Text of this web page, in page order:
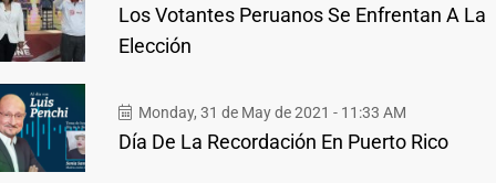
Los Votantes Peruanos Se Enfrentan A La
Elección
Monday, 31 de May de 2021 - 11:33 AM
Día De La Recordación En Puerto Rico